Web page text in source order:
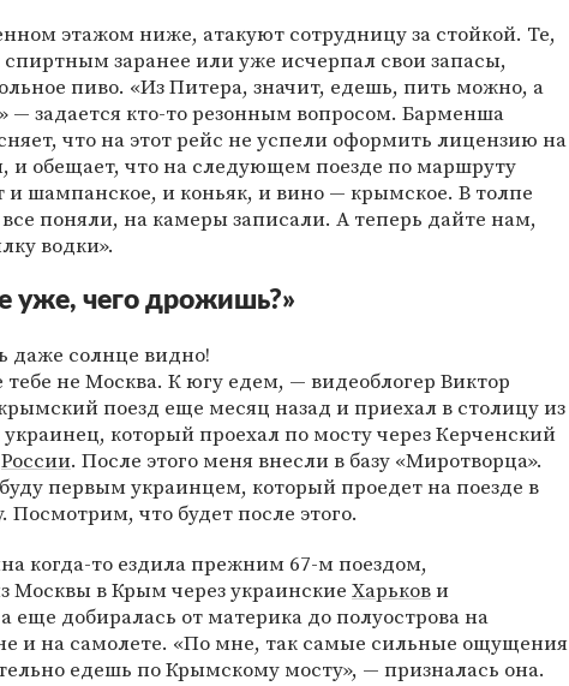
этажом ниже, атакуют сотрудницу за стойкой. Те,
спиртным заранее или уже исчерпал свои запасы,
пиво. «Из Питера, значит, едешь, пить можно, а
— задается кто-то резонным вопросом. Барменша
что на этот рейс не успели оформить лицензию на
и обещает, что на следующем поезде по маршруту
и шампанское, и коньяк, и вино — крымское. В толпе
поняли, на камеры записали. А теперь дайте нам,
водки».
уже, чего дрожишь?»
даже солнце видно!
не Москва. К югу едем, — видеоблогер Виктор
поезд еще месяц назад и приехал в столицу из
который проехал по мосту через Керченский
России. После этого меня внесли в базу «Миротворца».
первым украинцем, который проедет на поезде в
Посмотрим, что будет после этого.
когда-то ездила прежним 67-м поездом,
Москвы в Крым через украинские Харькови
еще добиралась от материка до полуострова на
и на самолете. «По мне, так самые сильные ощущения
едешь по Крымскому мосту», — призналась она.